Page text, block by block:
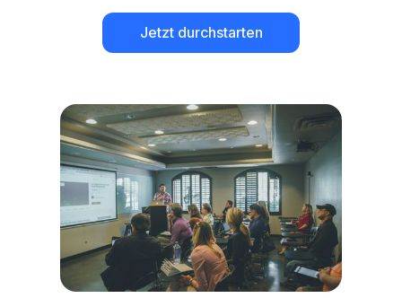
Jetzt durchstarten